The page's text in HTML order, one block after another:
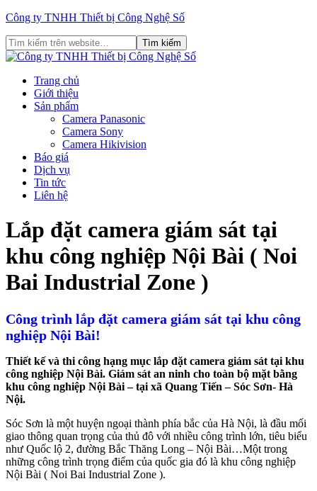
Công ty TNHH Thiết bị Công Nghệ Số
Trang chủ
Giới thiệu
Sản phẩm
Camera Panasonic
Camera Sony
Camera Hikivision
Báo giá
Dịch vụ
Tin tức
Liên hệ
Lắp đặt camera giám sát tại
khu công nghiệp Nội Bài ( Noi
Bai Industrial Zone )
Công trình lắp đặt camera giám sát tại khu công
nghiệp Nội Bài!
Thiết kế và thi công hạng mục lắp đặt camera giám sát tại khu
công nghiệp Nội Bài. Giám sát an ninh cho toàn bộ mặt bằng
khu công nghiệp Nội Bài – tại xã Quang Tiến – Sóc Sơn- Hà
Nội.
Sóc Sơn là một huyện ngoại thành phía bắc của Hà Nội, là đầu mối
giao thông quan trọng của thủ đô với nhiều công trình lớn, tiêu biểu
như Quốc lộ 2, đường Bắc Thăng Long – Nội Bài…Một trong
những công trình trọng điểm của quốc gia đó là khu công nghiệp
Nội Bài ( Noi Bai Industrial Zone ).